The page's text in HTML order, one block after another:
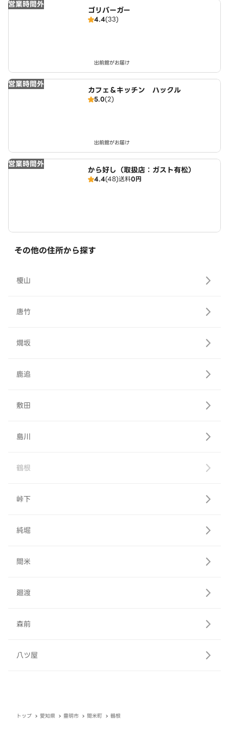
営業時間外
ゴリバーガー
4.4(33)
出前館がお届け
営業時間外
カフェ＆キッチン ハックル
5.0(2)
出前館がお届け
営業時間外
から好し（取扱店：ガスト有松）
4.4(48)送料0円
その他の住所から探す
榎山
唐竹
燗坂
鹿追
敷田
島川
鶴根
峠下
純堀
間米
廻渡
森前
八ツ屋
トップ 愛知県 豊明市 間米町 鶴根